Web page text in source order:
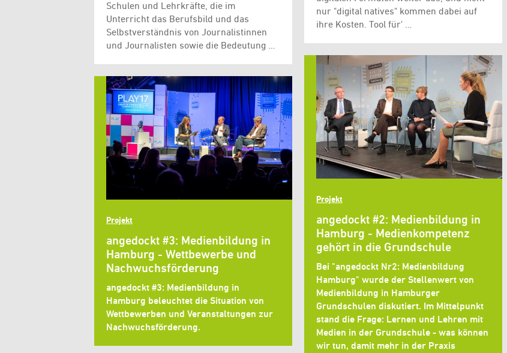
Schulen und Lehrkräfte, die im
Unterricht das Berufsbild und das
Selbstverständnis von Journalistinnen
und Journalisten sowie die Bedeutung …
nur "digital natives" kommen dabei auf
ihre Kosten. Tool für' …
Projekt
angedockt #2: Medienbildung in
Hamburg - Medienkompetenz
gehört in die Grundschule
Bei "angedockt Nr2: Medienbildung
Hamburg" wurde der Stellenwert von
Medienbildung in Hamburger
Grundschulen diskutiert. Im Mittelpunkt
stand die Frage: Lernen und Lehren mit
Medien in der Grundschule - was können
wir tun, damit mehr in der Praxis
Projekt
angedockt #3: Medienbildung in
Hamburg - Wettbewerbe und
Nachwuchsförderung
angedockt #3: Medienbildung in
Hamburg beleuchtet die Situation von
Wettbewerben und Veranstaltungen zur
Nachwuchsförderung.